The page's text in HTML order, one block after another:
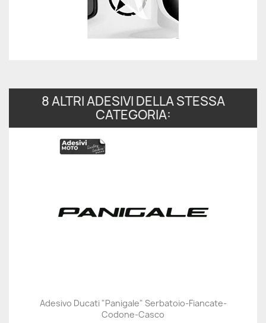
8 ALTRI ADESIVI DELLA STESSA
CATEGORIA:
Adesivo Ducati "Panigale" Serbatoio-Fiancate-
Codone-Casco